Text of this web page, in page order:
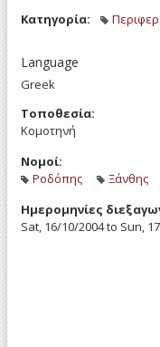
Κατηγορία:
Language
Greek
Τοποθεσία:
Κομοτηνή
Νομοί:
Ροδόπης
Ξάνθης
Ημερομηνίες
Sat, 16/10/2004to Sun,